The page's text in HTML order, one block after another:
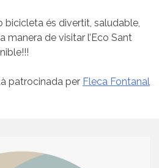
bicicleta és divertit, saludable,
manera de visitar l’Eco Sant
patrocinada per Fleca Fontanal